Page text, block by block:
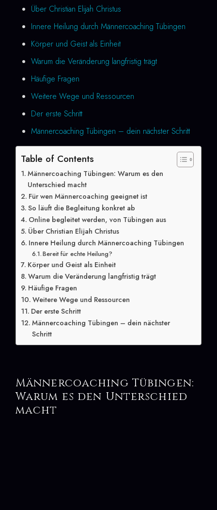
Über Christian Elijah Christus
Innere Heilung durch Männercoaching Tübingen
Körper und Geist als Einheit
Warum die Veränderung langfristig trägt
Häufige Fragen
Weitere Wege und Ressourcen
Der erste Schritt
Männercoaching Tübingen – dein nächster Schritt
Table of Contents
Männercoaching Tübingen: Warum es den
Unterschied macht
Für wen Männercoaching geeignet ist
So läuft die Begleitung konkret ab
Online begleitet werden, von Tübingen aus
Über Christian Elijah Christus
Innere Heilung durch Männercoaching Tübingen
Bereit für echte Heilung?
Körper und Geist als Einheit
Warum die Veränderung langfristig trägt
Häufige Fragen
Weitere Wege und Ressourcen
Der erste Schritt
Männercoaching Tübingen – dein nächster
Schritt
Männercoaching Tübingen:
Warum es den Unterschied
macht